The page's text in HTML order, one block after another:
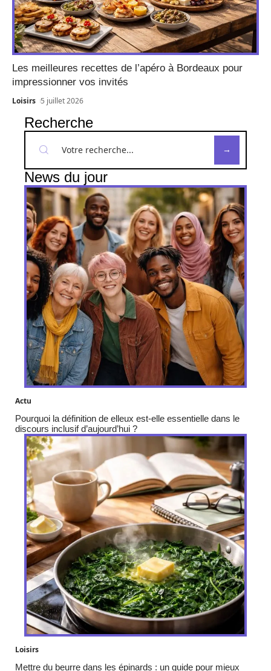
Les meilleures recettes de l’apéro à Bordeaux pour
impressionner vos invités
Loisirs 5 juillet 2026
Recherche
News du jour
Actu
Pourquoi la définition de elleux est-elle essentielle dans le
discours inclusif d’aujourd’hui ?
Loisirs
Mettre du beurre dans les épinards : un guide pour mieux